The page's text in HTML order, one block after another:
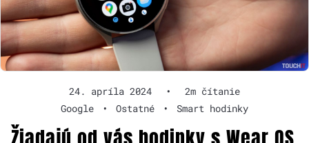
24. apríla 2024 •
2m čítanie
Google
• Ostatné • Smart hodinky